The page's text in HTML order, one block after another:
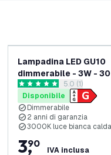
alla lista desideri
Lampadina LED GU10
dimmerabile - 3W -
240 Lumen - Nero
apri il
5 stelle di valutazione
5.0 (1)
Disponibile
Dimmerabile
2 anni di garanzia
3000K luce bianca calda
3,
90
IVA inclusa